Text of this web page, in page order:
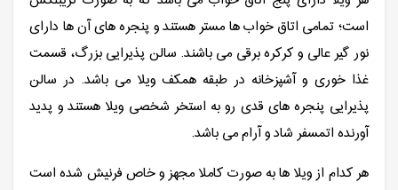
است؛ تمامی اتاق خواب ها مستر هستند و پنجره های آن ها دارای
نور گیر عالی و کرکره برقی می باشند. سالن پذیرایی بزرگ، قسمت
غذا خوری و آشپزخانه در طبقه همکف ویلا می باشد. در سالن
پذیرایی پنجره های قدی رو به استخر شخصی ویلا هستند و پدید
آورنده اتمسفر شاد و آرام می باشد.
هر کدام از ویلا ها به صورت کاملا مجهز و خاص فرنیش شده است